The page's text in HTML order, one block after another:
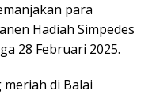
para
Hadiah Simpedes
28 Februari 2025.
di Balai